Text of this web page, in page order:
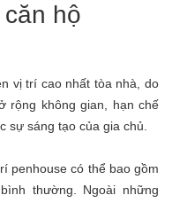
hộ
vị trí cao nhất tòa nhà, do
rộng không gian, hạn chế
sự sáng tạo của gia chủ.
penhouse có thể bao gồm
thường. Ngoài những